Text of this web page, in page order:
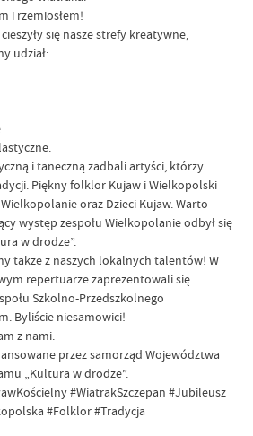
i rzemiosłem!
się nasze strefy kreatywne,
udział:
i taneczną zadbali artyści, którzy
Piękny folklor Kujaw i Wielkopolski
oraz Dzieci Kujaw. Warto
występ zespołu Wielkopolanie odbył się
w drodze”.
także z naszych lokalnych talentów! W
repertuarze zaprezentowali się
Szkolno-Przedszkolnego
Byliście niesamowici!
z nami.
przez samorząd Województwa
„Kultura w drodze”.
#WiatrakSzczepan #Jubileusz
#Folklor #Tradycja